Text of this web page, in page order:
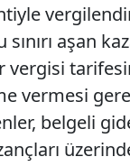
aşan
vergisi
vermesi
belgeli